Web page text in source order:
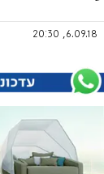
6.09.18, 20:30